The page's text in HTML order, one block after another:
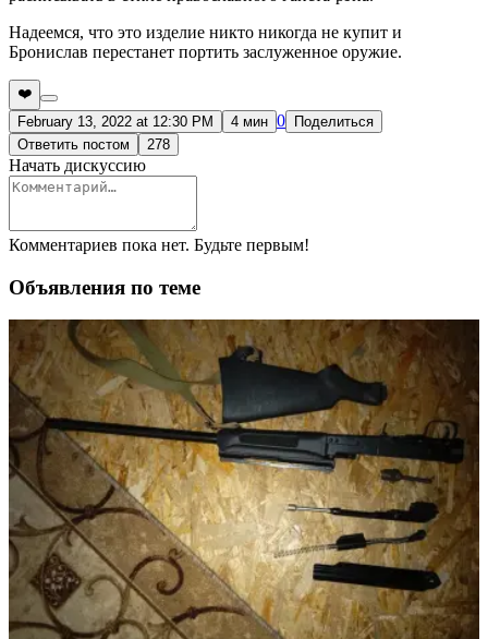
Надеемся, что это изделие никто никогда не купит и
Бронислав перестанет портить заслуженное оружие.
❤️
February 13, 2022 at 12:30 PM
4 мин 0
Поделиться
Ответить постом
278
Начать дискуссию
Комментариев пока нет. Будьте первым!
Объявления по теме